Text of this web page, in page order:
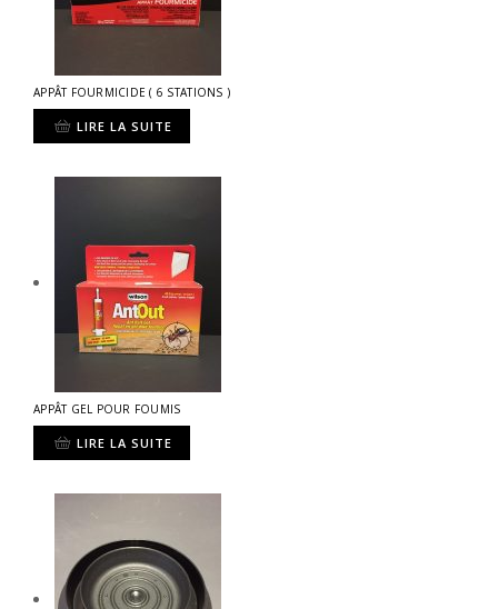
APPÂT FOURMICIDE ( 6 STATIONS )
LIRE LA SUITE
APPÂT GEL POUR FOUMIS
LIRE LA SUITE